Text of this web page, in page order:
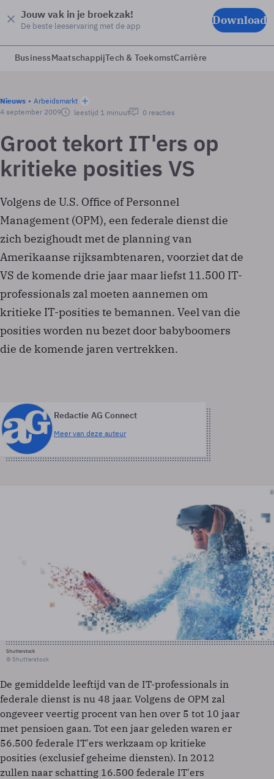
Jouw vak in je broekzak!
De beste leeservaring met de app Download
BusinessMaatschappijTech & ToekomstCarrière
Nieuws
Arbeidsmarkt
4 september 2009
leestijd 1 minuut 0 reacties
Groot tekort IT'ers op
kritieke posities VS
Volgens de U.S. Office of Personnel
Management (OPM), een federale dienst die
zich bezighoudt met de planning van
Amerikaanse rijksambtenaren, voorziet dat de
VS de komende drie jaar maar liefst 11.500 IT-
professionals zal moeten aannemen om
kritieke IT-posities te bemannen. Veel van die
posities worden nu bezet door babyboomers
die de komende jaren vertrekken.
Redactie AG Connect
Meer van deze auteur
Shutterstock
© Shutterstock
De gemiddelde leeftijd van de IT-professionals in
federale dienst is nu 48 jaar. Volgens de OPM zal
ongeveer veertig procent van hen over 5 tot 10 jaar
met pensioen gaan. Tot een jaar geleden waren er
56.500 federale IT'ers werkzaam op kritieke
posities (exclusief geheime diensten). In 2012
zullen naar schatting 16.500 federale IT'ers